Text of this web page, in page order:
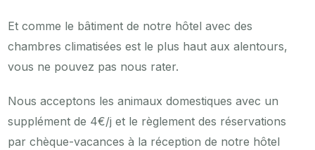
Et comme le bâtiment de notre hôtel avec des
chambres climatisées est le plus haut aux alentours,
vous ne pouvez pas nous rater.
Nous acceptons les animaux domestiques avec un
supplément de 4€/j et le règlement des réservations
par chèque-vacances à la réception de notre hôtel